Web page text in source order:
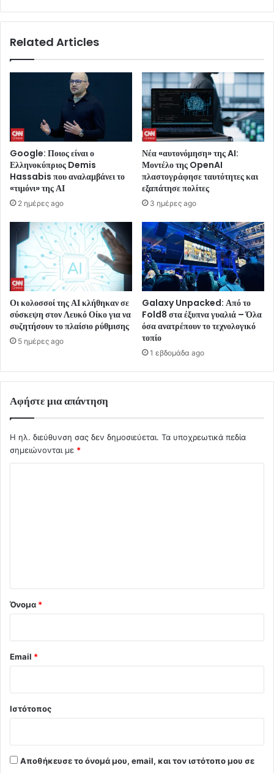
Related Articles
Google: Ποιος είναι ο
Ελληνοκύπριος Demis
Hassabis που αναλαμβάνει το
«τιμόνι» της ΑΙ
2 ημέρες ago
Νέα «αυτονόμηση» της AI:
Μοντέλο της OpenAI
πλαστογράφησε ταυτότητες και
εξαπάτησε πολίτες
3 ημέρες ago
Οι κολοσσοί της ΑΙ κλήθηκαν σε
σύσκεψη στον Λευκό Οίκο για να
συζητήσουν το πλαίσιο ρύθμισης
5 ημέρες ago
Galaxy Unpacked: Από το
Fold8 στα έξυπνα γυαλιά – Όλα
όσα ανατρέπουν το τεχνολογικό
τοπίο
1 εβδομάδα ago
Αφήστε μια απάντηση
Η ηλ. διεύθυνση σας δεν δημοσιεύεται. Τα υποχρεωτικά πεδία
σημειώνονται με *
Όνομα *
Email *
Ιστότοπος
Αποθήκευσε το όνομά μου, email, και τον ιστότοπο μου σε